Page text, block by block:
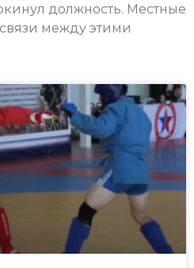
должность. Местные
между этими